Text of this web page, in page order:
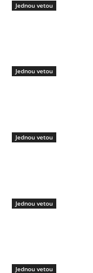
Jednou vetou
Jednou vetou
Jednou vetou
Jednou vetou
Jednou vetou